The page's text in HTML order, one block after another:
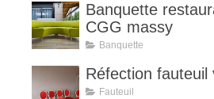
Banquette
CGG massy
Banquette
Réfection fauteuil
Fauteuil